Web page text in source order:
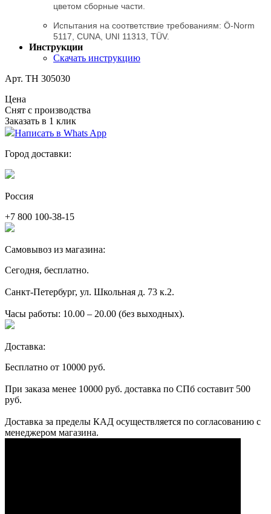
цветом сборные части.
Испытания на соответствие требованиям: Ö-Norm
5117, CUNA, UNI 11313, TÜV.
Инструкции
Скачать инструкцию
Арт. TH 305030
Цена
Снят с производства
Заказать в 1 клик
Написать в Whats App
Город доставки:
Россия
+7 800 100-38-15
Самовывоз из магазина:
Сегодня, бесплатно.
Санкт-Петербург, ул. Школьная д. 73 к.2.
Часы работы: 10.00 – 20.00 (без выходных).
Доставка:
Бесплатно от 10000 руб.
При заказа менее 10000 руб. доставка по СПб составит 500
руб.
Доставка за пределы КАД осуществляется по согласованию с
менеджером магазина.